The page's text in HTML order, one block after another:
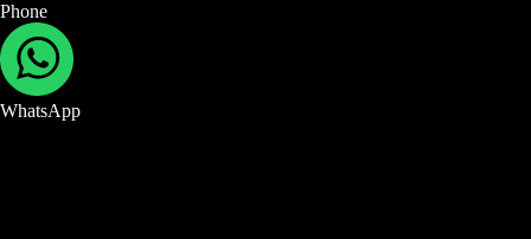
Phone
WhatsApp